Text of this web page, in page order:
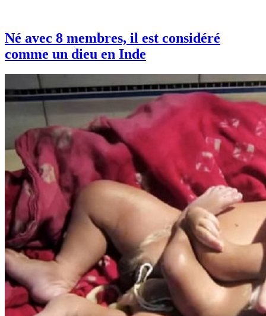
Né avec 8 membres, il est considéré
comme un dieu en Inde